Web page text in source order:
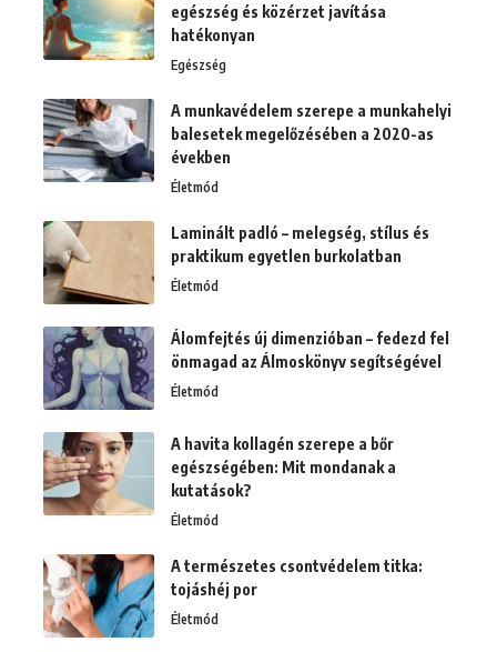
egészség és közérzet javítása
hatékonyan
Egészség
A munkavédelem szerepe a munkahelyi
balesetek megelőzésében a 2020-as
években
Életmód
Laminált padló – melegség, stílus és
praktikum egyetlen burkolatban
Életmód
Álomfejtés új dimenzióban – fedezd fel
önmagad az Álmoskönyv segítségével
Életmód
A havita kollagén szerepe a bőr
egészségében: Mit mondanak a
kutatások?
Életmód
A természetes csontvédelem titka:
tojáshéj por
Életmód